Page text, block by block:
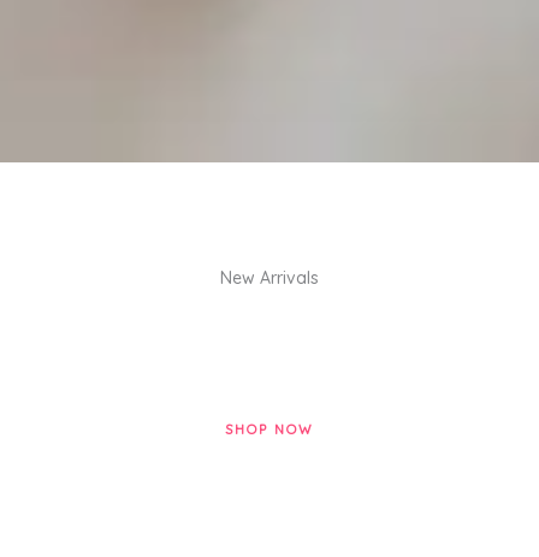
New Arrivals
SHOP NOW